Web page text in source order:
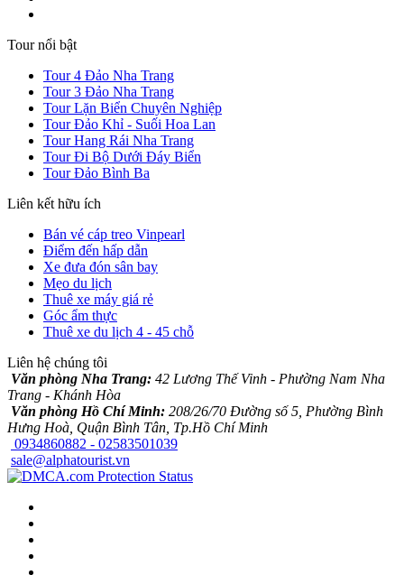
Tour nổi bật
Tour 4 Đảo Nha Trang
Tour 3 Đảo Nha Trang
Tour Lặn Biển Chuyên Nghiệp
Tour Đảo Khỉ - Suối Hoa Lan
Tour Hang Rái Nha Trang
Tour Đi Bộ Dưới Đáy Biển
Tour Đảo Bình Ba
Liên kết hữu ích
Bán vé cáp treo Vinpearl
Điểm đến hấp dẫn
Xe đưa đón sân bay
Mẹo du lịch
Thuê xe máy giá rẻ
Góc ẩm thực
Thuê xe du lịch 4 - 45 chỗ
Liên hệ chúng tôi
Văn phòng Nha Trang: 42 Lương Thế Vinh - Phường Nam Nha
Trang - Khánh Hòa
Văn phòng Hồ Chí Minh: 208/26/70 Đường số 5, Phường Bình
Hưng Hoà, Quận Bình Tân, Tp.Hồ Chí Minh
0934860882 - 02583501039
sale@alphatourist.vn